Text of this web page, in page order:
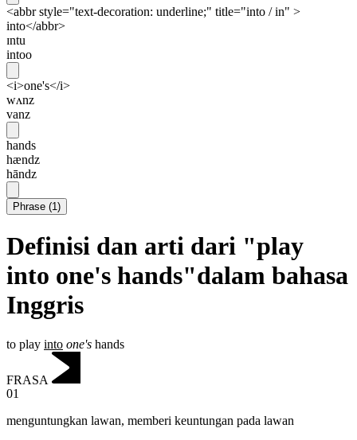
<abbr style="text-decoration: underline;" title="into / in" >
into</abbr>
ɪntu
intoo
<i>one's</i>
wʌnz
vanz
hands
hændz
hāndz
Phrase (1)
Definisi dan arti dari "play
into one's hands"dalam bahasa
Inggris
to play into one's hands
FRASA
01
menguntungkan lawan, memberi keuntungan pada lawan